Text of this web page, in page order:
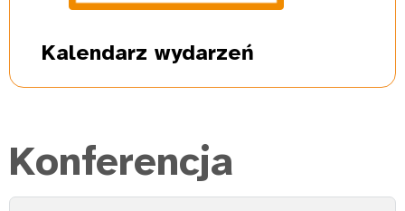
Kalendarz wydarzeń
Konferencja